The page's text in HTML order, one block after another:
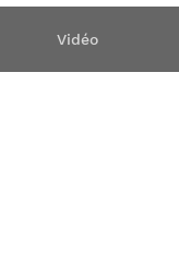
Vidéo